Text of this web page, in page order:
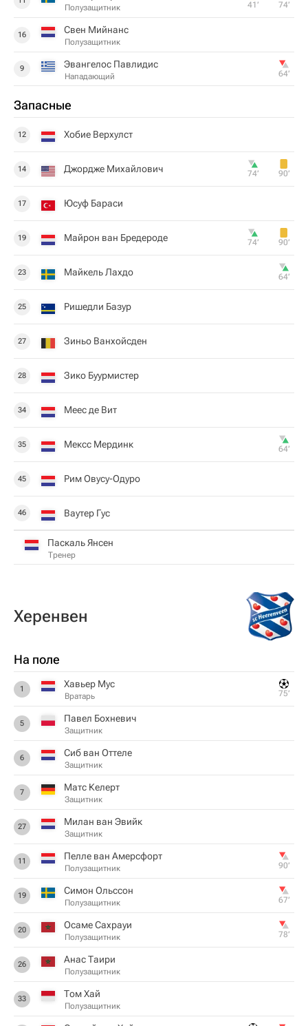
Полузащитник 41‎’‎ 74‎’‎
16 Свен Мийнанс
Полузащитник
9 Эвангелос Павлидис
Нападающий 64‎’‎
Запасные
12 Хобие Верхулст
14 Джордже Михайлович 74‎’‎ 90‎’‎
17 Юсуф Бараси
19 Майрон ван Бредероде 74‎’‎ 90‎’‎
23 Майкель Лахдо 64‎’‎
25 Ришедли Базур
27 Зиньо Ванхойсден
28 Зико Буурмистер
34 Меес де Вит
35 Мексс Мердинк 64‎’‎
45 Рим Овусу-Одуро
46 Ваутер Гус
Паскаль Янсен
Тренер
Херенвен
На поле
1 Хавьер Мус
Вратарь 75‎’‎
5 Павел Бохневич
Защитник
6 Сиб ван Оттеле
Защитник
7 Матс Келерт
Защитник
27 Милан ван Эвийк
Защитник
11 Пелле ван Амерсфорт
Полузащитник 90‎’‎
19 Симон Ольссон
Полузащитник 67‎’‎
20 Осаме Сахрауи
Полузащитник 78‎’‎
26 Анас Таири
Полузащитник
33 Том Хай
Полузащитник